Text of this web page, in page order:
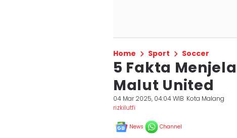
Home Sport Soccer
5 Fakta
Malut United
04 Mar 2025, 04:04 WIB Kota Malang
rizkilutfi
News Channel